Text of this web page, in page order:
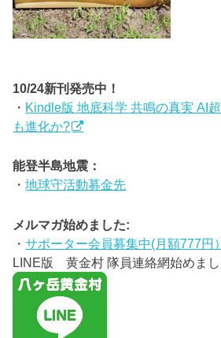
10/24新刊発売中！
・ Kindle版 地底科学 共鳴の真実 AI
も進化か?
能登半島地震：
・地球守活動募金先
メルマガ始めました:
・サポーター会員募集中(月額777円）
LINE版 黄金村 隊員連絡網始めまし